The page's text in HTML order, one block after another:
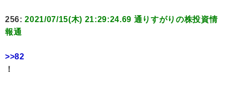
256:2021/07/15(木) 21:29:24.69 通りすがりの株投資情
報通
>>82
！